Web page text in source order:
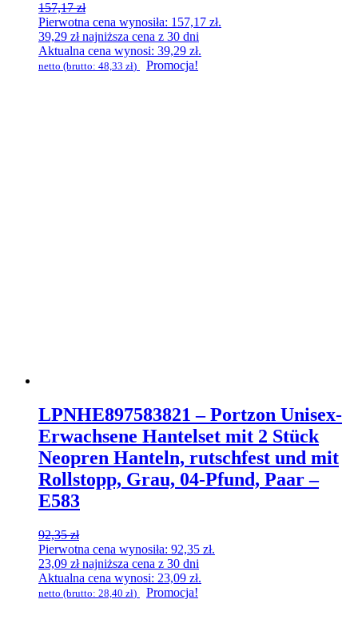
157,17zł
Pierwotna cena wynosiła: 157,17 zł.
39,29 złnajniższa cena z 30 dni
Aktualna cena wynosi: 39,29 zł.
netto (brutto: 48,33 zł) Promocja!
LPNHE897583821 – Portzon Unisex-
Erwachsene Hantelset mit 2 Stück
Neopren Hanteln, rutschfest und mit
Rollstopp, Grau, 04-Pfund, Paar –
E583
92,35zł
Pierwotna cena wynosiła: 92,35 zł.
23,09 złnajniższa cena z 30 dni
Aktualna cena wynosi: 23,09 zł.
netto (brutto: 28,40 zł) Promocja!